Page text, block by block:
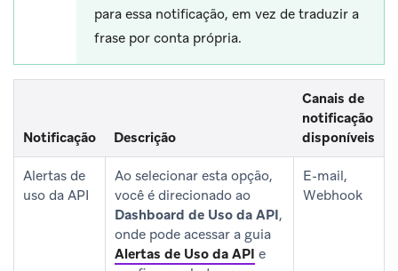
para essa notificação, em vez de traduzir a
frase por conta própria.
Notificação Descrição
Canais de
notificação
disponíveis
Alertas de
uso da API
Ao selecionar esta opção,
você é direcionado ao
Dashboard de Uso da API,
onde pode acessar a guia
Alertas de Uso da API e
E-mail,
Webhook